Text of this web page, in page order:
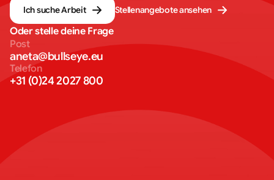
Ich suche Arbeit
Stellenangebote ansehen
Oder stelle deine Frage
Post
aneta@bullseye.eu
Telefon
+31 (0)24 2027 800